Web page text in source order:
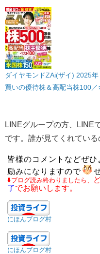
ダイヤモンドZAi(ザイ) 2025
買いの優待株＆高配当株100
LINEグループの方、LINE
です。誰が見てくれている
皆様のコメントなどぜひ
励みになりますので​
​⬇️ブログ読み終わりましたら、
了でお願いします。​
にほんブログ村
にほんブログ村